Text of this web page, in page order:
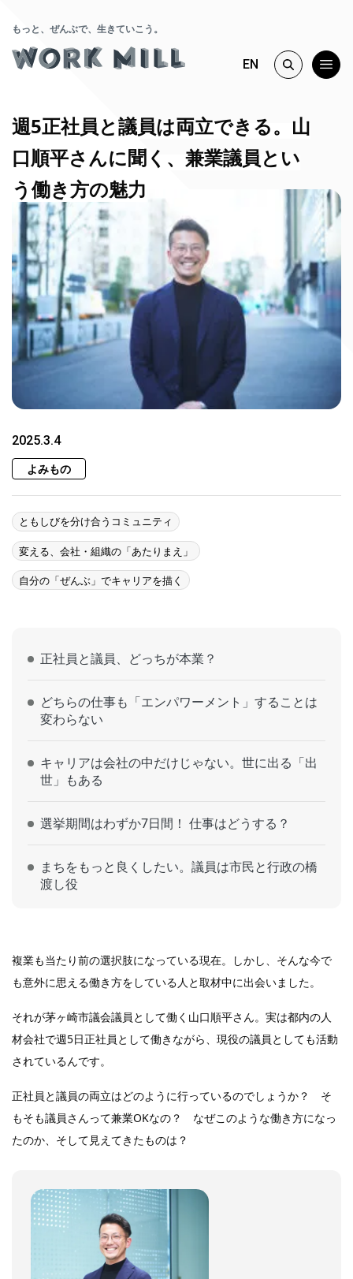
もっと、ぜんぶで、生きていこう。
EN
週5正社員と議員は両立できる。山
口順平さんに聞く、兼業議員とい
う働き方の魅力
2025.3.4
よみもの
ともしびを分け合うコミュニティ
変える、会社・組織の「あたりまえ」
自分の「ぜんぶ」でキャリアを描く
正社員と議員、どっちが本業？
どちらの仕事も「エンパワーメント」することは
変わらない
キャリアは会社の中だけじゃない。世に出る「出
世」もある
選挙期間はわずか7日間！ 仕事はどうする？
まちをもっと良くしたい。議員は市民と行政の橋
渡し役
複業も当たり前の選択肢になっている現在。しかし、そんな今で
も意外に思える働き方をしている人と取材中に出会いました。
それが茅ヶ崎市議会議員として働く山口順平さん。実は都内の人
材会社で週5日正社員として働きながら、現役の議員としても活動
されているんです。
正社員と議員の両立はどのように行っているのでしょうか？ そ
もそも議員さんって兼業OKなの？ なぜこのような働き方になっ
たのか、そして見えてきたものは？